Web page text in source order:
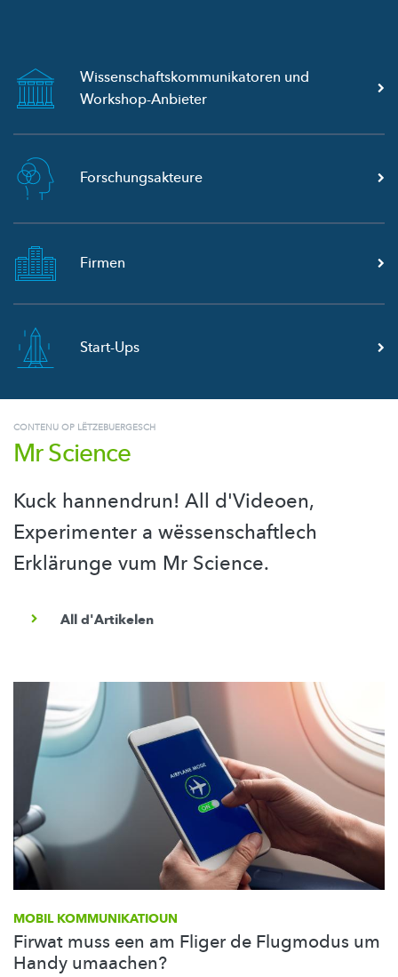
Wissenschaftskommunikatoren und
Workshop-Anbieter
Forschungsakteure
Firmen
Start-Ups
CONTENU OP LËTZEBUERGESCH
Mr Science
Kuck hannendrun! All d'Videoen,
Experimenter a wëssenschaftlech
Erklärunge vum Mr Science.
All d'Artikelen
MOBIL KOMMUNIKATIOUN
Firwat muss een am Fliger de Flugmodus um
Handy umaachen?